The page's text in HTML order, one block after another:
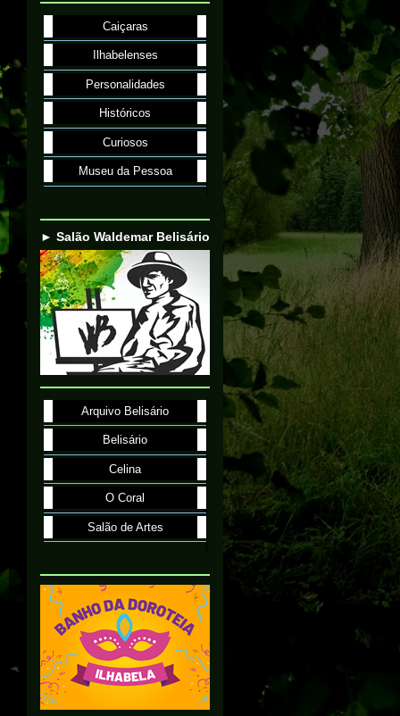
Caiçaras
Ilhabelenses
Personalidades
Históricos
Curiosos
Museu da Pessoa
► Salão Waldemar Belisário
Arquivo Belisário
Belisário
Celina
O Coral
Salão de Artes